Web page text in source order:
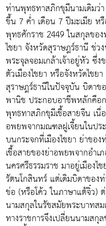
ท่านพุทธทาสภิกขุมีนามเดิมว่
ขึ้น 7 ค่ำ เดือน 7 ปีมะเมีย
พุทธศักราช 2449 ในสกุลขอ
ไชยา จังหวัดสุราษฎร์ธานี ช่
พระจุลจอมเกล้าเจ้าอยู่หัว ซึ่
ตัวเมืองไชยา หรือจังหวัดไช
สุราษฎร์ธานีในปัจจุบัน บิดา
พานิช ประกอบอาชีพหลักคือ
พุทธทาสภิกขุมีเชื้อสายจีน เ
อพยพจากมณฑลฝูเจี้ยนในปร
บนกระจกที่เมืองไชยา ย่าข
เชื้อสายของย่าอพยพจากอำ
นครศรีธรรมราช มาอยู่เมืองไ
รัตนโกสินทร์ แต่เดิมบิดาของ
ข่อ (หรือโค้ว ในภาษาแต้จิ๋ว)
นามสกุลในรัชสมัยพระบาทสม
ทางราชการจึงเปลี่ยนนามส